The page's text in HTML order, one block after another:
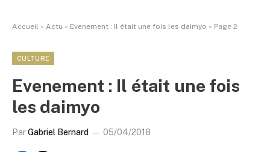
Accueil » Actu » Evenement : Il était une fois les daimyo » Page 2
CULTURE
Evenement : Il était une fois
les daimyo
ParGabriel Bernard 05/04/2018